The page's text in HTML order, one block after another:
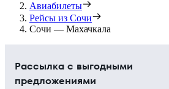
Авиабилеты
Рейсы из Сочи
Сочи — Махачкала
Рассылка с выгодными
предложениями